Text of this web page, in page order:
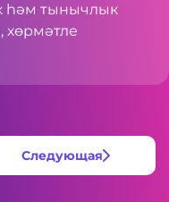
һәм тынычлык
хөрмәтле
Следующая